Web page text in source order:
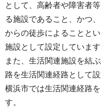
として、高齢者や障害者
る施設であること、かつ
からの徒歩によることと
施設として設定しています
また、生活関連施設を結
路を生活関連経路として設
横浜市では生活関連経路
す。